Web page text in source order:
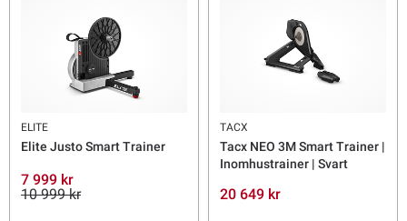
ELITE
Elite Justo Smart Trainer
7 999 kr
10 999 kr
TACX
Tacx NEO 3M Smart Trainer |
Inomhustrainer | Svart
20 649 kr